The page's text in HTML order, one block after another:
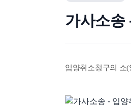
가사소송
입양취소청구의 소